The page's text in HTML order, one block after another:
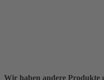
Wir haben andere Produkte